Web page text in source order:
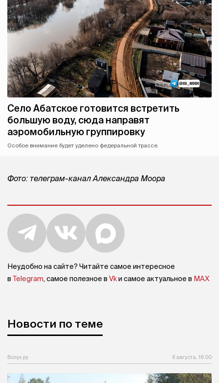
Село Абатское готовится встретить
большую воду, сюда направят
аэромобильную группировку
Особое внимание будет уделено федеральной трассе.
Фото: телеграм-канал Александра Моора
Неудобно на сайте? Читайте самое интересное
в Telegram, самое полезное в Vkи самое актуальное в MAX
Новости по теме
Вслух.ру 6 августа, 18:00